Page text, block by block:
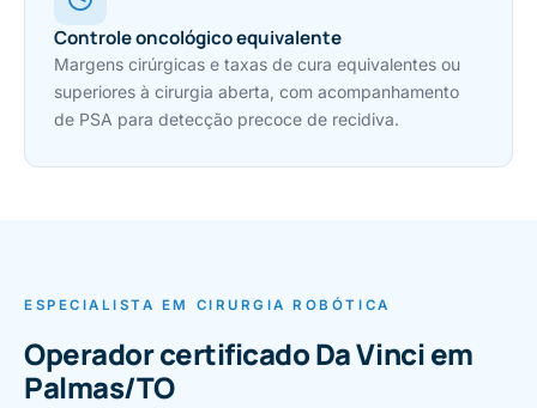
Controle oncológico equivalente
Margens cirúrgicas e taxas de cura equivalentes ou
superiores à cirurgia aberta, com acompanhamento
de PSA para detecção precoce de recidiva.
ESPECIALISTA EM CIRURGIA ROBÓTICA
Operador certificado Da Vinci em
Palmas/TO